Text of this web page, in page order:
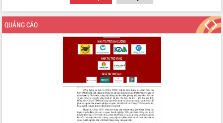
Tập huấn ứng dụng trí tuệ nhân tạo (AI)
trong thương mại điện tử năm 2026
Đoàn đại biểu Quốc hội tỉnh Đắk Lắk
trao đổi thông tin trước Kỳ họp thứ
Quyết liệt cải cách hành chính, khơi
Nâng cao hiệu lực, hiệu quả HĐND
tỉnh thông qua hiện đại hóa hành chính
Xã Ea Phê gắn cải cách hành chính với
QUẢNG CÁO